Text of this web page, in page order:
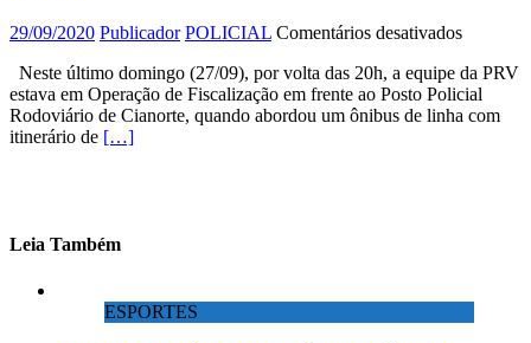
em
ônibus
de
linha
29/09/2020 Publicador POLICIAL Comentários desativadosem
embarcar
em
Cianorte,
pela
Polícia
Neste último domingo (27/09), por volta das 20h, a equipe da PRV
estava em Operação de Fiscalização em frente ao Posto Policial
Rodoviário de Cianorte, quando abordou um ônibus de linha com
itinerário de […]
Leia Também
ESPORTES